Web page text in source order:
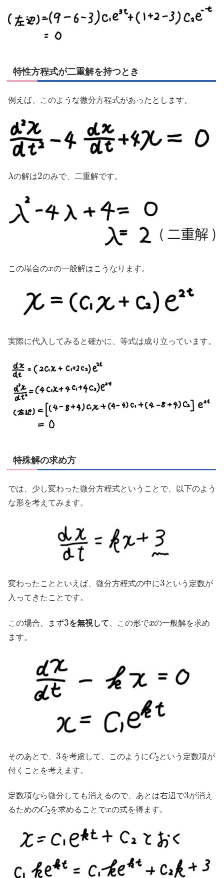
特性方程式が二重解を持つとき
例えば、このような微分方程式があったとします。
λ
の解は
2
のみで、二重解です。
この場合の の一般解はこうなります。
実際に代入してみると確かに、等式は成り立っています。
特殊解の求め方
では、少し変わった微分方程式ということで、以下のよう
な形を考えてみます。
変わったことといえば、微分方程式の中に
3
という定数が
入ってきたことです。
この場合、まず
3
を無視して 、この形で
の一般解を求め
ます。
そのあとで、
3
を考慮して、このように
C2
という定数項が
付くことを考えます。
定数項なら微分しても消えるので、あとは右辺で
3
が消え
るための
C2
を求めることで の式を得ます。